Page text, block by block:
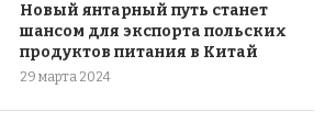
Новый янтарный путь станет
шансом для экспорта польских
продуктов питания в Китай
29 марта 2024